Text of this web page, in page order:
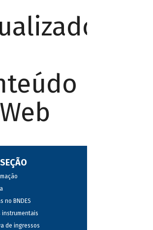
no BNDES
instrumentais
de ingressos